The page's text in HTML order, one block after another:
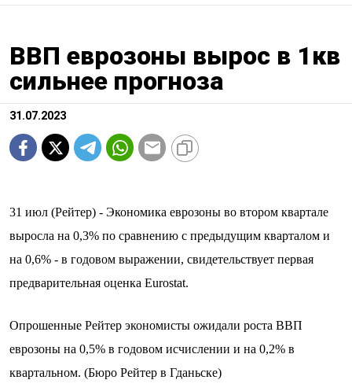
ВВП еврозоны вырос в 1кв
сильнее прогноза
31.07.2023
31 июл (Рейтер) - Экономика еврозоны во втором квартале
выросла на 0,3% по сравнению с предыдущим кварталом и
на 0,6% - в годовом выражении, свидетельствует первая
предварительная оценка Eurostat.
Опрошенные Рейтер экономисты ожидали роста ВВП
еврозоны на 0,5% в годовом исчислении и на 0,2% в
квартальном. (Бюро Рейтер в Гданьске)